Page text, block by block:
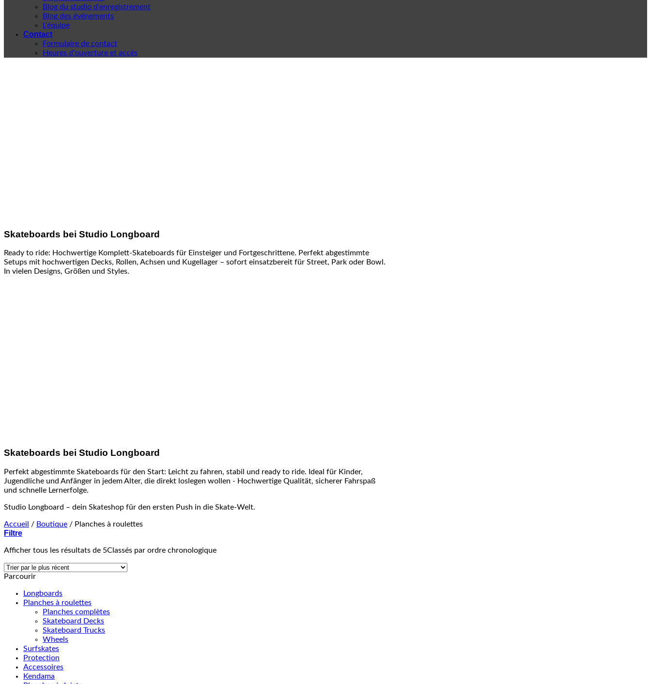
Blog du studio d'enregistrement
Blog des événements
L'équipe
Contact
Formulaire de contact
Heures d'ouverture et accès
Skateboards bei Studio Longboard
Ready to ride: Hochwertige Komplett-Skateboards für Einsteiger und Fortgeschrittene. Perfekt abgestimmte
Setups mit hochwertigen Decks, Rollen, Achsen und Kugellager – sofort einsatzbereit für Street, Park oder Bowl.
In vielen Designs, Größen und Styles.
Skateboards bei Studio Longboard
Perfekt abgestimmte Skateboards für den Start: Leicht zu fahren, stabil und ready to ride. Ideal für Kinder,
Jugendliche und Anfänger in jedem Alter, die direkt loslegen wollen - Hochwertige Qualität, sicherer Fahrspaß
und schnelle Lernerfolge.
Studio Longboard – dein Skateshop für den ersten Push in die Skate-Welt.
Accueil / Boutique / Planches à roulettes
Filtre
Afficher tous les résultats de 5Classés par ordre chronologique
Parcourir
Longboards
Planches à roulettes
Planches complètes
Skateboard Decks
Skateboard Trucks
Wheels
Surfskates
Protection
Accessoires
Kendama